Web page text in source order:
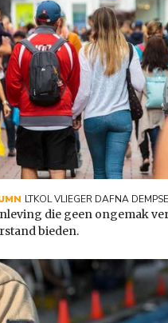
LTKOL VLIEGER DAFNA
die geen ongemak
bieden.